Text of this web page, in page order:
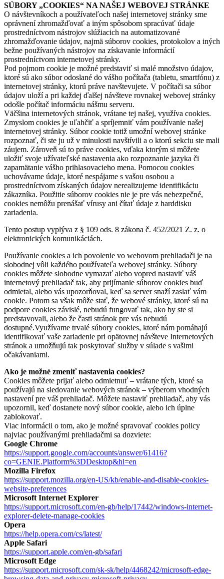
SÚBORY „COOKIES“ NA NAŠEJ WEBOVEJ STRÁNKE
O návštevníkoch a používateľoch našej internetovej stránky sme
oprávnení zhromažďovať a iným spôsobom spracúvať údaje
prostredníctvom nástrojov slúžiacich na automatizované
zhromažďovanie údajov, najmä súborov cookies, protokolov a iných
bežne používaných nástrojov na získavanie informácií
prostredníctvom internetovej stránky.
Pod pojmom cookie je možné predstaviť si malé množstvo údajov,
ktoré sú ako súbor odoslané do vášho počítača (tabletu, smartfónu) z
internetovej stránky, ktorú práve navštevujete. V počítači sa súbor
údajov uloží a pri každej ďalšej návšteve rovnakej webovej stránky
odošle počítač informáciu nášmu serveru.
Väčšina internetových stránok, vrátane tej našej, využíva cookies.
Zmyslom cookies je uľahčiť a spríjemniť vám používanie našej
internetovej stránky. Súbor cookie totiž umožní webovej stránke
rozpoznať, či ste ju už v minulosti navštívili a o ktorú sekciu ste mali
záujem. Zároveň sú to práve cookies, vďaka ktorým si môžete
uložiť svoje užívateľské nastavenia ako rozpoznanie jazyka či
zapamätanie vášho prihlasovacieho mena. Pomocou cookies
uchovávame údaje, ktoré nespájame s vašou osobou a
prostredníctvom získaných údajov nerealizujeme identifikáciu
zákazníka. Použitie súborov cookies nie je pre vás nebezpečné,
cookies nemôžu prenášať vírusy ani čítať údaje z harddisku
zariadenia.
Tento postup vyplýva z § 109 ods. 8 zákona č. 452/2021 Z. z. o
elektronických komunikáciách.
Používanie cookies a ich povolenie vo webovom prehliadači je na
slobodnej vôli každého používateľa webovej stránky. Súbory
cookies môžete slobodne vymazať alebo vopred nastaviť váš
internetový prehliadač tak, aby prijímanie súborov cookies buď
odmietal, alebo vás upozorňoval, keď sa server snaží zaslať vám
cookie. Potom sa však môže stať, že webové stránky, ktoré sú na
podpore cookies závislé, nebudú fungovať tak, ako by ste si
predstavovali, alebo že časti stránok pre vás nebudú
dostupné.Využívame trvalé súbory cookies, ktoré nám pomáhajú
identifikovať vaše zariadenie pri opätovnej návšteve Internetových
stránok a umožňujú tak poskytovať služby v súlade s vašimi
očakávaniami.
Ako je možné zmeniť nastavenia cookies?
Cookies môžete prijať alebo odmietnuť – vrátane tých, ktoré sa
používajú na sledovanie webových stránok – výberom vhodných
nastavení pre váš prehliadač. Môžete nastaviť prehliadač, aby vás
upozornil, keď dostanete nový súbor cookie, alebo ich úplne
zablokovať.
Viac informácii o tom, ako je možné spravovať cookies policy
najviac používanými prehliadačmi sa dozviete:
Google Chrome
https://support.google.com/accounts/answer/61416?
co=GENIE.Platform%3DDesktop&hl=en
Mozilla Firefox
https://support.mozilla.org/en-US/kb/enable-and-disable-cookies-
website-preferences
Microsoft Internet Explorer
https://support.microsoft.com/en-gb/help/17442/windows-internet-
explorer-delete-manage-cookies
Opera
https://help.opera.com/cs/latest/
Apple Safari
https://support.apple.com/en-gb/safari
Microsoft Edge
https://support.microsoft.com/sk-sk/help/4468242/microsoft-edge-